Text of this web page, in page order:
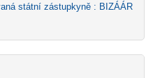
státní zástupkyně : BIZÁÁR